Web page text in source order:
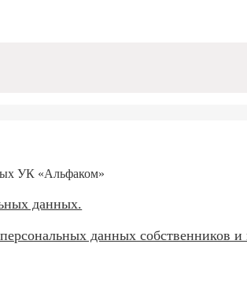
УК «Альфаком»
данных.
данных